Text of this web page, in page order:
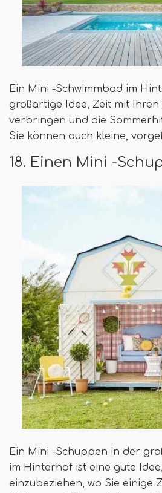
Ein Mini -Schwimmbad im
großartige Idee, Zeit mit Ihren
verbringen und die
Sie können auch kleine,
18. Einen Mini -
Ein Mini -Schuppen in der
im Hinterhof ist eine gute
einzubeziehen, wo Sie einige